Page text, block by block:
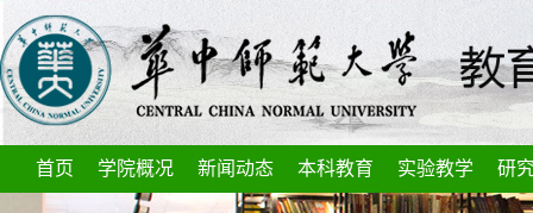
首页 学院概况 新闻动态 本科教育 实验教学 研